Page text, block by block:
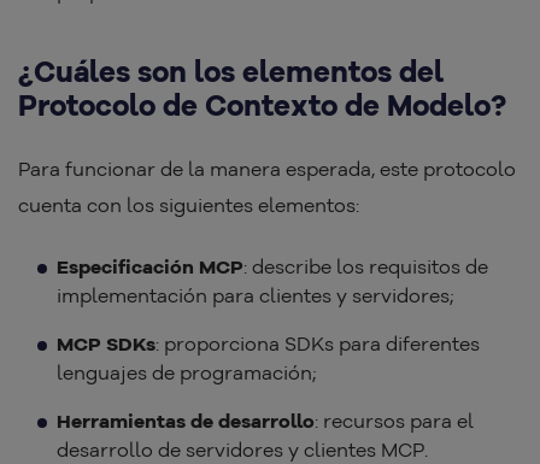
¿Cuáles son los elementos del
Protocolo de Contexto de Modelo?
Para funcionar de la manera esperada, este protocolo
cuenta con los siguientes elementos:
Especificación MCP: describe los requisitos de
implementación para clientes y servidores;
MCP SDKs: proporciona SDKs para diferentes
lenguajes de programación;
Herramientas de desarrollo: recursos para el
desarrollo de servidores y clientes MCP.